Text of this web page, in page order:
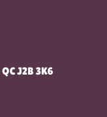
J2B 3K6